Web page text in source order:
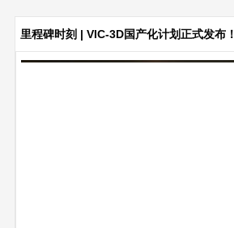
里程碑时刻 | VIC-3D国产化计划正式发布！